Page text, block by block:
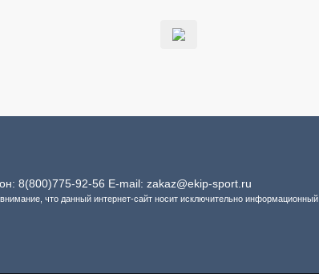
8(800)775-92-56 E-mail: zakaz@ekip-sport.ru
что данный интернет-сайт носит исключительно информационный